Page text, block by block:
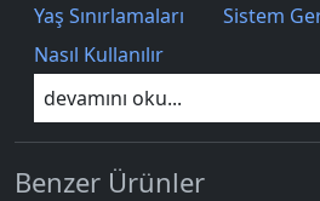
Yaş Sınırlamaları
Sistem
Nasıl Kullanılır
devamını oku...
Benzer Ürünler